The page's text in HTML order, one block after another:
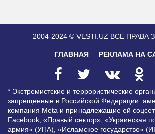
2004-2024 © VESTI.UZ ВСЕ ПРАВА
ГЛАВНАЯ РЕКЛАМА НА
* Экстремистские и террористические
запрещенные в Российской Федерации:
компания Meta и принадлежащие ей
Facebook, «Правый сектор», «Украинская
армия» (УПА), «Исламское государство»